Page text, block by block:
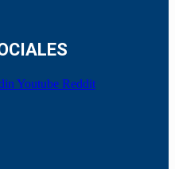
Youtube Reddit